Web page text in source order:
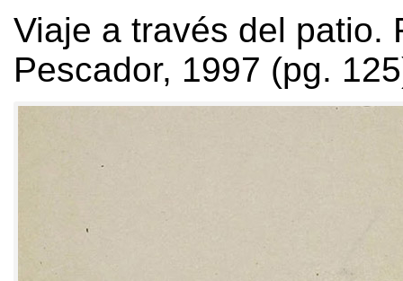
Viaje a través del patio.
Pescador, 1997 (pg.